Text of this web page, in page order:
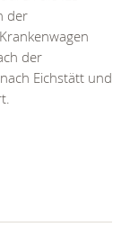
der
der
Eichstätt und